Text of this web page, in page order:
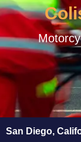
San Diego,